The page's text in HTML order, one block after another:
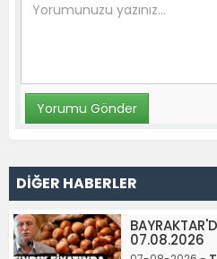
DİĞER HABERLER
07.08.2026